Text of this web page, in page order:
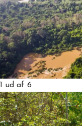
1 ud af 6